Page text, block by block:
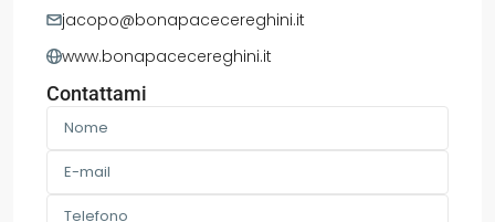
jacopo@bonapacecereghini.it
www.bonapacecereghini.it
Contattami